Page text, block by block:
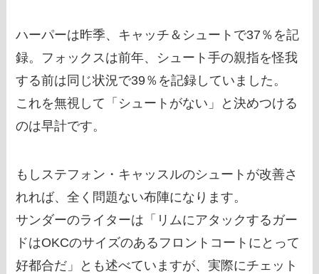
ハーパーは昨季、キャッチ＆シュートで37％を記
録。フォックスは前年、シュート手の親指を怪我
する前は同じ状況で39％を記録していました。
これを無視して「シュートがない」と決めつける
のは早計です。
もしステフォン・キャッスルのシュートが改善さ
れれば、全く問題ない布陣になります。
サンダーのライターは「リムにアタックするガー
ドはOKCのサイズのあるフロントコートにとって
好都合だ」とも述べていますが、実際にチェット